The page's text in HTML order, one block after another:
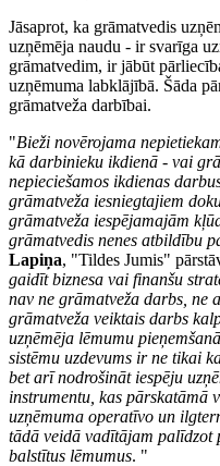
Jāsaprot, ka grāmatvedis
uzņēmēja naudu - ir svarīga
grāmatvedim, ir jābūt
uzņēmuma labklājībā. Šāda
grāmatveža darbībai.
"Bieži novērojama
kā darbinieku ikdienā - vai
nepieciešamos ikdienas
grāmatveža iesniegtajiem
grāmatveža iespējamajām
grāmatvedis nenes atbildību
Lapiņa, "Tildes Jumis"
gaidīt biznesa vai finanšu
nav ne grāmatveža darbs, ne
grāmatveža veiktais darbs
uzņēmēja lēmumu
sistēmu uzdevums ir ne tikai
bet arī nodrošināt iespēju
instrumentu, kas pārskatāmā
uzņēmuma operatīvo un
tādā veidā vadītājam palīdzot
balstītus lēmumus. "